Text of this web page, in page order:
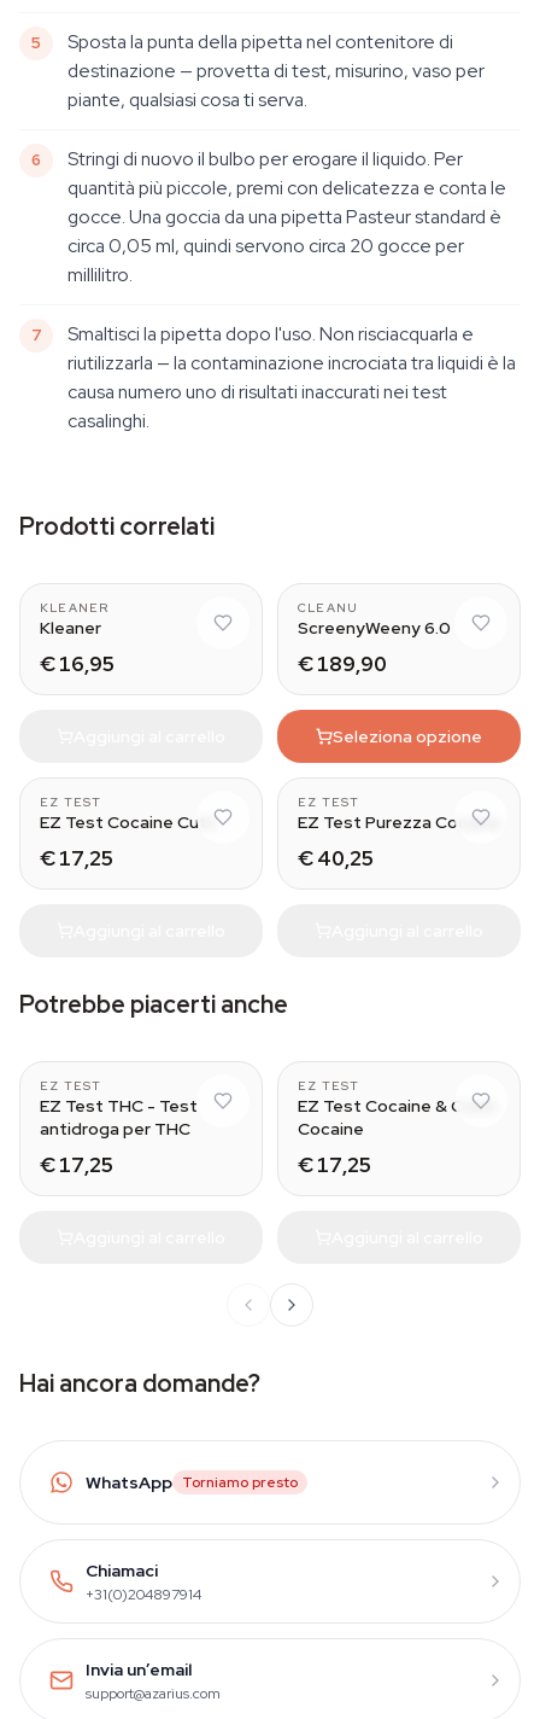
Sposta la punta della pipetta nel contenitore di
destinazione — provetta di test, misurino, vaso per
piante, qualsiasi cosa ti serva.
Stringi di nuovo il bulbo per erogare il liquido. Per
quantità più piccole, premi con delicatezza e conta le
gocce. Una goccia da una pipetta Pasteur standard è
circa 0,05 ml, quindi servono circa 20 gocce per
millilitro.
Smaltisci la pipetta dopo l'uso. Non risciacquarla e
riutilizzarla — la contaminazione incrociata tra liquidi è la
causa numero uno di risultati inaccurati nei test
casalinghi.
Prodotti correlati
KLEANER
Kleaner
€ 16,95
CLEANU
ScreenyWeeny 6.0
€ 189,90
Seleziona opzione
EZ TEST
EZ Test Cocaine Cuts
€ 17,25
5
EZ TEST
EZ Test Purezza Cocaina
€ 40,25
Potrebbe piacerti anche
EZ TEST
EZ Test THC - Test
antidroga per THC
€ 17,25
EZ TEST
EZ Test Cocaine & Crack
Cocaine
€ 17,25
Hai ancora domande?
WhatsApp Torniamo presto
Chiamaci
+31(0)204897914
Invia un’email
support@azarius.com